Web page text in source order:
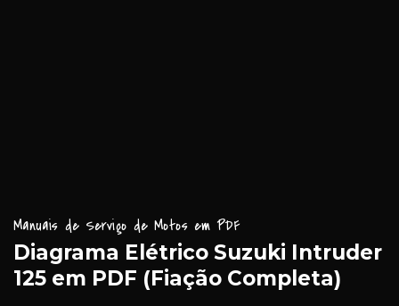
Manuais de Serviço de Motos em PDF
Diagrama Elétrico Suzuki Intruder
125 em PDF (Fiação Completa)